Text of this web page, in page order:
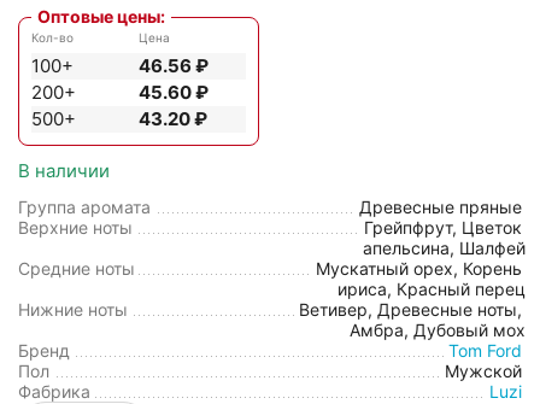
Оптовые цены:
Кол-во
100+
200+
500+
Цена
46.56 ₽
45.60₽
43.20₽
В наличии
Группа аромата
Древесные пряные
Верхние ноты
Грейпфрут, Цветок
апельсина, Шалфей
Средние ноты
Мускатный орех, Корень
ириса, Красный перец
Нижние ноты
Ветивер, Древесные ноты,
Амбра, Дубовый мох
Бренд
Tom Ford
Пол
Мужской
Фабрика
Luzi